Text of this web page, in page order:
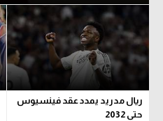
ريال مدريد يمدد عقد فينسيوس
حتى 2032